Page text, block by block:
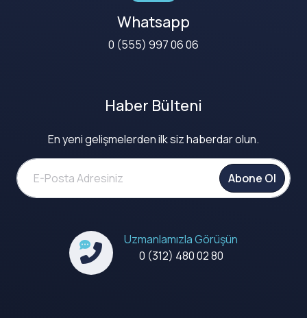
Whatsapp
0 (555) 997 06 06
Haber Bülteni
En yeni gelişmelerden ilk siz haberdar olun.
Abone Ol
Uzmanlamızla Görüşün
0 (312) 480 02 80